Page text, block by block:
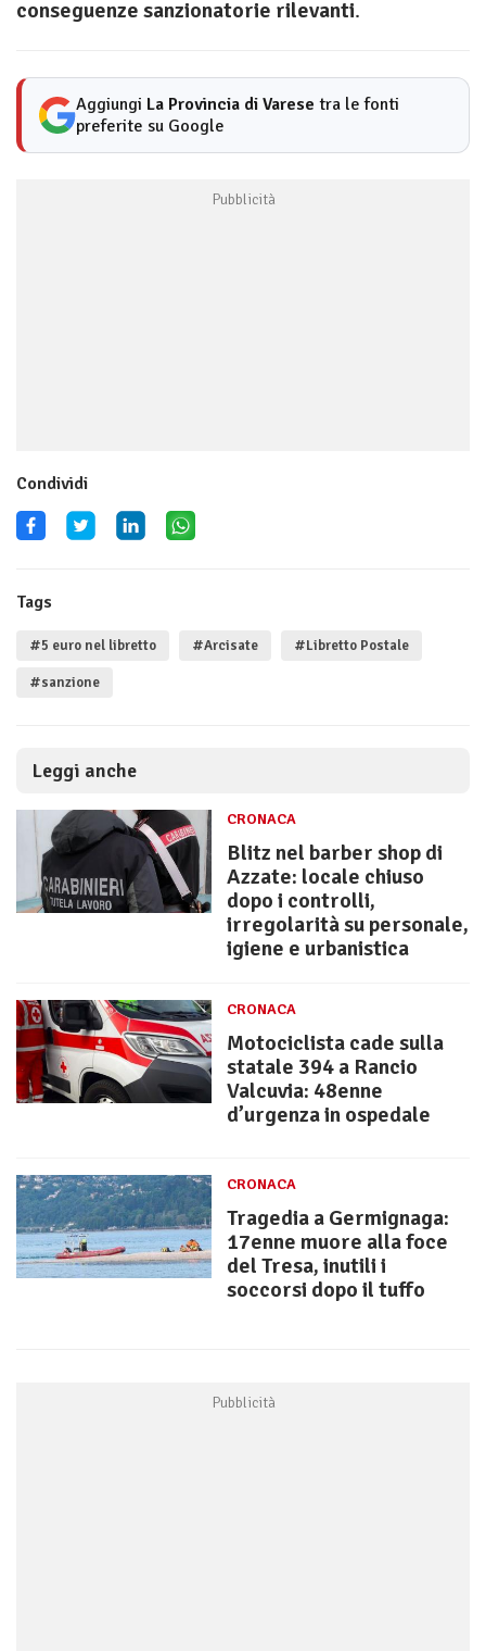
conseguenze sanzionatorie rilevanti.
Aggiungi La Provincia di Varese tra le fonti
preferite su Google
Condividi
Tags
#5 euro nel libretto #Arcisate #Libretto Postale
#sanzione
Leggi anche
CRONACA
Blitz nel barber shop di
Azzate: locale chiuso
dopo i controlli,
irregolarità su personale,
igiene e urbanistica
CRONACA
Motociclista cade sulla
statale 394 a Rancio
Valcuvia: 48enne
d’urgenza in ospedale
CRONACA
Tragedia a Germignaga:
17enne muore alla foce
del Tresa, inutili i
soccorsi dopo il tuffo